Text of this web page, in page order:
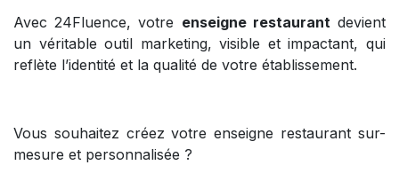
Avec 24Fluence, votre enseigne restaurant devient
un véritable outil marketing, visible et impactant, qui
reflète l’identité et la qualité de votre établissement.
Vous souhaitez créez votre enseigne restaurant sur-
mesure et personnalisée ?